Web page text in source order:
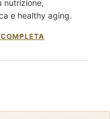
nutrizione,
e healthy aging.